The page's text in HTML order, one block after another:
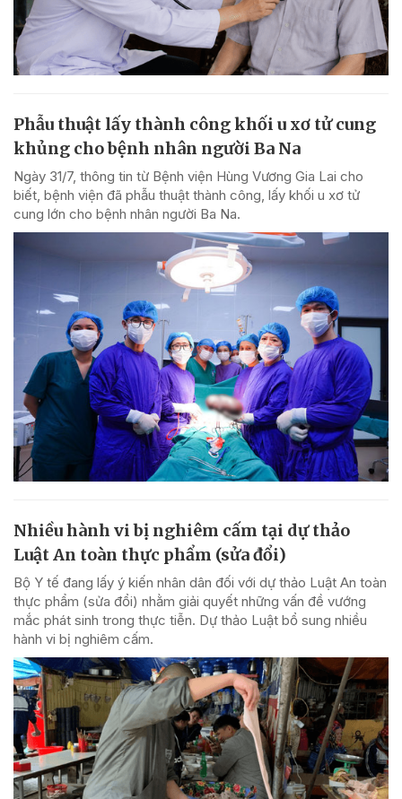
Phẫu thuật lấy thành công khối u xơ tử cung
khủng cho bệnh nhân người Ba Na
Ngày 31/7, thông tin từ Bệnh viện Hùng Vương Gia Lai cho
biết, bệnh viện đã phẫu thuật thành công, lấy khối u xơ tử
cung lớn cho bệnh nhân người Ba Na.
Nhiều hành vi bị nghiêm cấm tại dự thảo
Luật An toàn thực phẩm (sửa đổi)
Bộ Y tế đang lấy ý kiến nhân dân đối với dự thảo Luật An toàn
thực phẩm (sửa đổi) nhằm giải quyết những vấn đề vướng
mắc phát sinh trong thực tiễn. Dự thảo Luật bổ sung nhiều
hành vi bị nghiêm cấm.